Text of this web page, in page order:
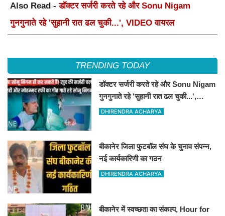
Also Read -डॉक्टर सर्जरी करते रहे और Sonu Nigam
गुनगुनाते रहे 'सुहानी रात ढल चुकी...', VIDEO वायरल
TRENDING TODAY
डॉक्टर सर्जरी करते रहे और Sonu Nigam
गुनगुनाते रहे 'सुहानी रात ढल चुकी...',
VIDEO वायरल
DHIRENDRA ACHARYA
बीकानेर जिला फुटबॉल संघ के चुनाव संपन्न,
नई कार्यकारिणी का गठन
DHIRENDRA ACHARYA
बीकानेर में स्वच्छता का संकल्प, Hour for